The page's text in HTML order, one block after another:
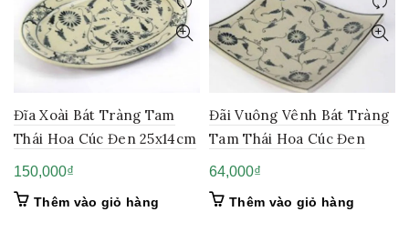
Đĩa Xoài Bát Tràng Tam
Thái Hoa Cúc Đen 25x14cm
150,000₫
Thêm vào giỏ hàng
Đãi Vuông Vênh Bát Tràng
Tam Thái Hoa Cúc Đen
64,000₫
Thêm vào giỏ hàng